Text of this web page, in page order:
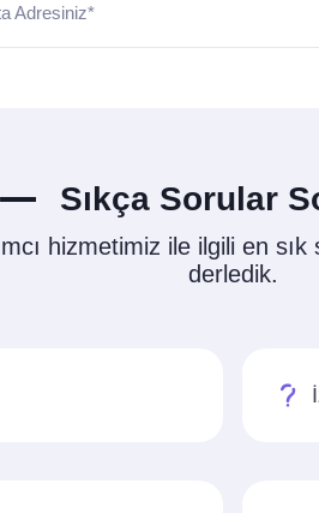
Adresiniz*
Sıkça Sorular
hizmetimiz ile ilgili en
derledik.